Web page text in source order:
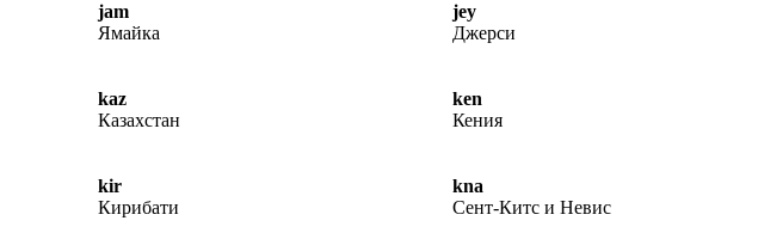
jam
Ямайка
jey
Джерси
kaz
Казахстан
ken
Кения
kir
Кирибати
kna
Сент-Китс и Невис